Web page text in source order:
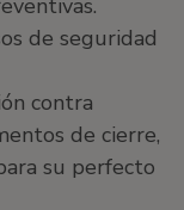
de seguridad
contra
de cierre,
su perfecto